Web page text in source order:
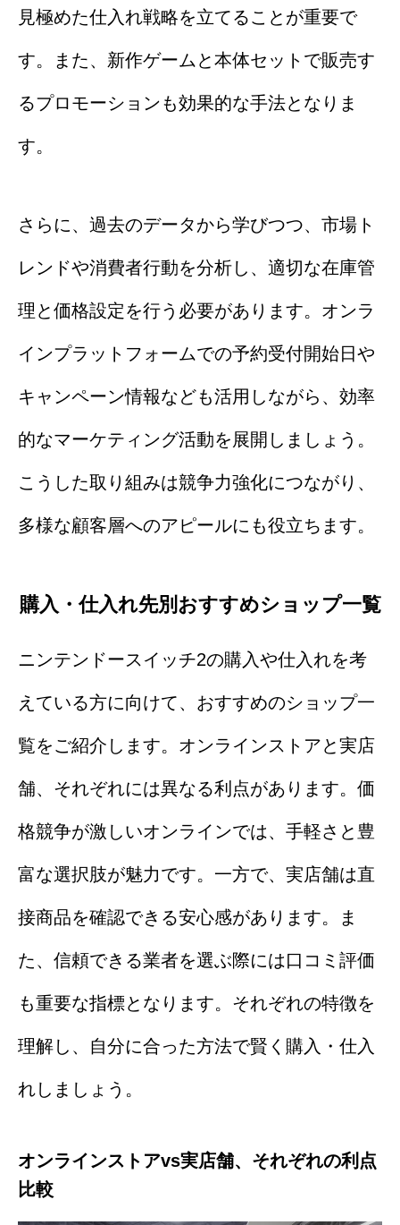
見極めた仕入れ戦略を立てることが重要で
す。また、新作ゲームと本体セットで販売す
るプロモーションも効果的な手法となりま
す。
さらに、過去のデータから学びつつ、市場ト
レンドや消費者行動を分析し、適切な在庫管
理と価格設定を行う必要があります。オンラ
インプラットフォームでの予約受付開始日や
キャンペーン情報なども活用しながら、効率
的なマーケティング活動を展開しましょう。
こうした取り組みは競争力強化につながり、
多様な顧客層へのアピールにも役立ちます。
購入・仕入れ先別おすすめショップ一覧
ニンテンドースイッチ2の購入や仕入れを考
えている方に向けて、おすすめのショップ一
覧をご紹介します。オンラインストアと実店
舗、それぞれには異なる利点があります。価
格競争が激しいオンラインでは、手軽さと豊
富な選択肢が魅力です。一方で、実店舗は直
接商品を確認できる安心感があります。ま
た、信頼できる業者を選ぶ際には口コミ評価
も重要な指標となります。それぞれの特徴を
理解し、自分に合った方法で賢く購入・仕入
れしましょう。
オンラインストアvs実店舗、それぞれの利点
比較